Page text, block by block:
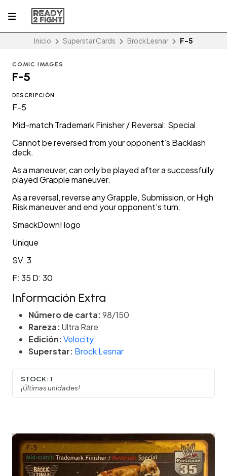
Inicio Superstar Cards Brock Lesnar F-5
COMIC IMAGES
F-5
DESCRIPCIÓN
F-5
Mid-match Trademark Finisher / Reversal: Special
Cannot be reversed from your opponent’s Backlash
deck.
As a maneuver, can only be played after a successfully
played Grapple maneuver.
As a reversal, reverse any Grapple, Submission, or High
Risk maneuver and end your opponent’s turn.
SmackDown! logo
Unique
SV: 3
F: 35 D: 30
Información Extra
Número de carta:98/150
Rareza: Ultra Rare
Edición:Velocity
Superstar: Brock Lesnar
STOCK: 1
¡Últimas unidades!